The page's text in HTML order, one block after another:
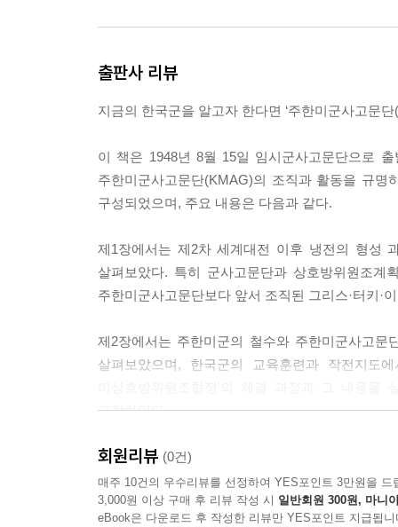
출판사 리뷰
지금의 한국군을 알고자 한다면 ‘주한미군사고문
이 책은 1948년 8월 15일 임시군사고문단으로
주한미군사고문단(KMAG)의 조직과 활동을 규
구성되었으며, 주요 내용은 다음과 같다.
제1장에서는 제2차 세계대전 이후 냉전의 형성
살펴보았다. 특히 군사고문단과 상호방위원조
주한미군사고문단보다 앞서 조직된 그리스·터키·
제2장에서는 주한미군의 철수와 주한미군사고
살펴보았으며, 한국군의 교육훈련과 작전지도
고찰하였다.
제3장에서는 한국전쟁의 발발과 군사고문단의
양상과 고문단의 조직 변화를 세부적으로 추적
새롭게 규명하였다.
회원리뷰 (0건)
매주 10건의 우수리뷰를 선정하여 YES포인트 3만원을 드
3,000원 이상 구매 후 리뷰 작성 시 일반회원 300원, 마니
eBook은 다운로드 후 작성한 리뷰만 YES포인트 지급됩니